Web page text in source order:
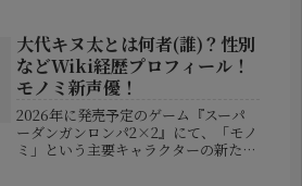
でいます。所属事務所による発表で
は、今春に体調の異変を感じて医療機
関...
大代キヌ太とは何者(誰)？性別
などWiki経歴プロフィール！
モノミ新声優！
2026年に発売予定のゲーム『スーパ
ーダンガンロンパ2×2』にて、「モノ
ミ」という主要キャラクターの新たな